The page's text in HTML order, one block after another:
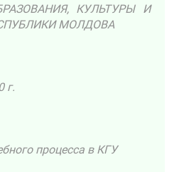
КУЛЬТУРЫ И
МОЛДОВА
г.
процесса в КГУ